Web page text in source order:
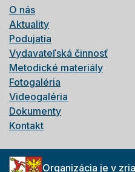
O nás
Aktuality
Podujatia
Vydavateľská činnosť
Metodické materiály
Fotogaléria
Videogaléria
Dokumenty
Kontakt
Organizácia je v